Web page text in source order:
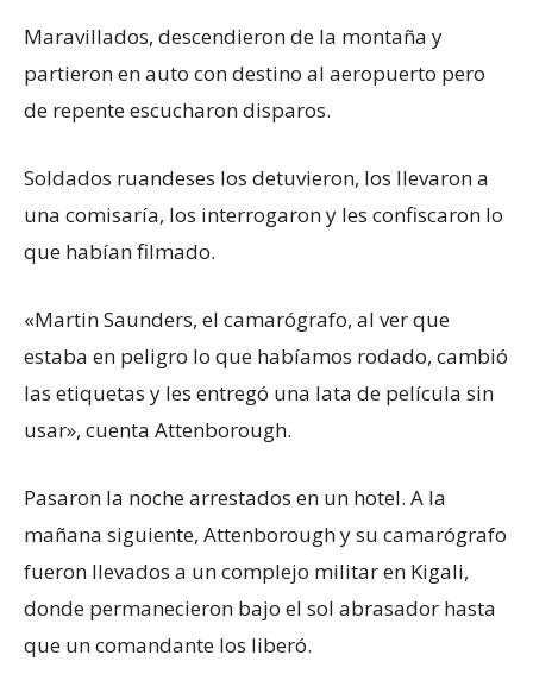
Maravillados, descendieron de la montaña y
partieron en auto con destino al aeropuerto pero
de repente escucharon disparos.
Soldados ruandeses los detuvieron, los llevaron a
una comisaría, los interrogaron y les confiscaron lo
que habían filmado.
«Martin Saunders, el camarógrafo, al ver que
estaba en peligro lo que habíamos rodado, cambió
las etiquetas y les entregó una lata de película sin
usar», cuenta Attenborough.
Pasaron la noche arrestados en un hotel. A la
mañana siguiente, Attenborough y su camarógrafo
fueron llevados a un complejo militar en Kigali,
donde permanecieron bajo el sol abrasador hasta
que un comandante los liberó.